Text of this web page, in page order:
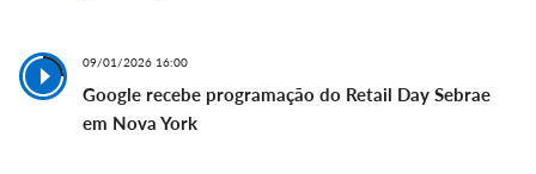
09/01/2026 16:00
Google recebe programação do Retail Day Sebrae
em Nova York